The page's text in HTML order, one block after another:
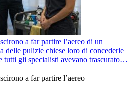
a far partire l’aereo di un
delle pulizie chiese loro di concederle
tutti gli specialisti avevano trascurato…
a far partire l’aereo